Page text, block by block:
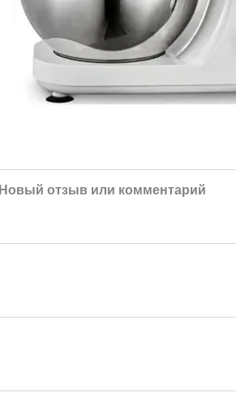
Новый отзыв или комментарий